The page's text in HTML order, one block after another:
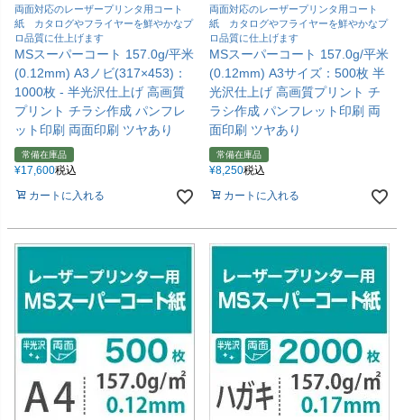
両面対応のレーザープリンタ用コート
紙 カタログやフライヤーを鮮やかなプ
ロ品質に仕上げます
MSスーパーコート 157.0g/平米
(0.12mm) A3ノビ(317×453)：
1000枚 - 半光沢仕上げ 高画質
プリント チラシ作成 パンフレ
ット印刷 両面印刷 ツヤあり
常備在庫品
¥17,600税込
カートに入れる
両面対応のレーザープリンタ用コート
紙 カタログやフライヤーを鮮やかなプ
ロ品質に仕上げます
MSスーパーコート 157.0g/平米
(0.12mm) A3サイズ：500枚 半
光沢仕上げ 高画質プリント チ
ラシ作成 パンフレット印刷 両
面印刷 ツヤあり
常備在庫品
¥8,250税込
カートに入れる